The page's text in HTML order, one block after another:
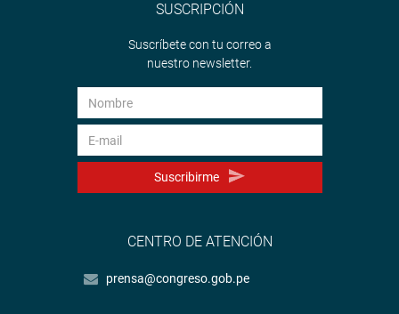
SUSCRIPCIÓN
Suscríbete con tu correo a
nuestro newsletter.
Suscribirme
CENTRO DE ATENCIÓN
prensa@congreso.gob.pe